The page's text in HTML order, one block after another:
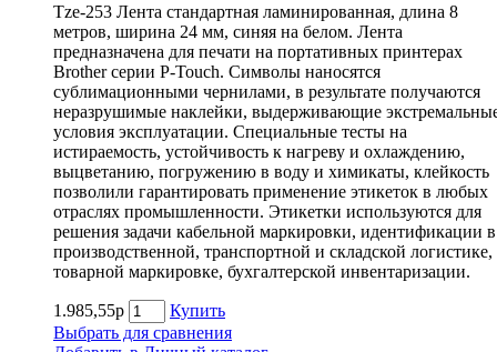
Tze-253 Лента стандартная ламинированная, длина 8
метров, ширина 24 мм, синяя на белом. Лента
предназначена для печати на портативных принтерах
Brother серии P-Touch. Символы наносятся
сублимационными чернилами, в результате получаются
неразрушимые наклейки, выдерживающие
условия эксплуатации. Специальные тесты на
истираемость, устойчивость к нагреву и охлаждению,
выцветанию, погружению в воду и химикаты, клейкость
позволили гарантировать применение этикеток в любых
отраслях промышленности. Этикетки используются для
решения задачи кабельной маркировки, идентификации в
производственной, транспортной и складской логистике,
товарной маркировке, бухгалтерской инвентаризации.
1.985,55р
Купить
Выбрать для сравнения